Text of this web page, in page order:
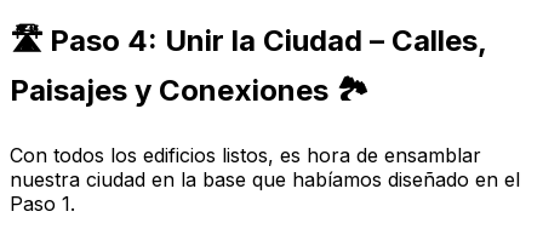
🛣️ Paso 4: Unir la Ciudad – Calles,
Paisajes y Conexiones 🏞️
Con todos los edificios listos, es hora de ensamblar
nuestra ciudad en la base que habíamos diseñado en el
Paso 1.